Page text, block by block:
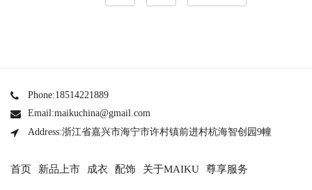
Phone:18514221889
Email:maikuchina@gmail.com
Address:浙江省嘉兴市海宁市许村镇前进村杭海智创园9幢
首页 新品上市 成衣 配饰 关于MAIKU 尊享服务